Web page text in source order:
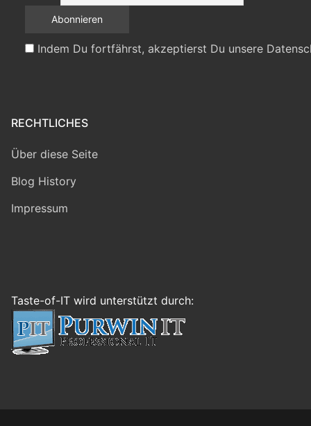
Indem Du fortfährst, akzeptierst Du unsere
RECHTLICHES
Über diese Seite
Blog History
Impressum
Taste-of-IT wird unterstützt durch: